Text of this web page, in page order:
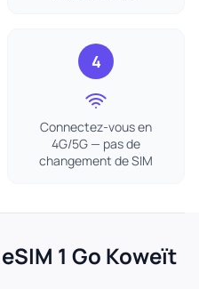
4
Connectez-vous en
4G/5G — pas de
changement de SIM
1 Go Koweït